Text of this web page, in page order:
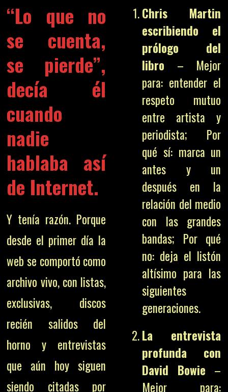
“Lo que no
se cuenta,
se pierde”,
decía él
cuando
nadie
hablaba así
de Internet.
Y tenía razón. Porque
desde el primer día la
web se comportó como
archivo vivo, con listas,
exclusivas, discos
recién salidos del
horno y entrevistas
que aún hoy siguen
siendo citadas por
Chris Martin
escribiendo el
prólogo del
libro – Mejor
para: entender el
respeto mutuo
entre artista y
periodista; Por
qué sí: marca un
antes y un
después en la
relación del medio
con las grandes
bandas; Por qué
no: deja el listón
altísimo para las
siguientes
generaciones.
La entrevista
profunda con
David Bowie –
Mejor para: